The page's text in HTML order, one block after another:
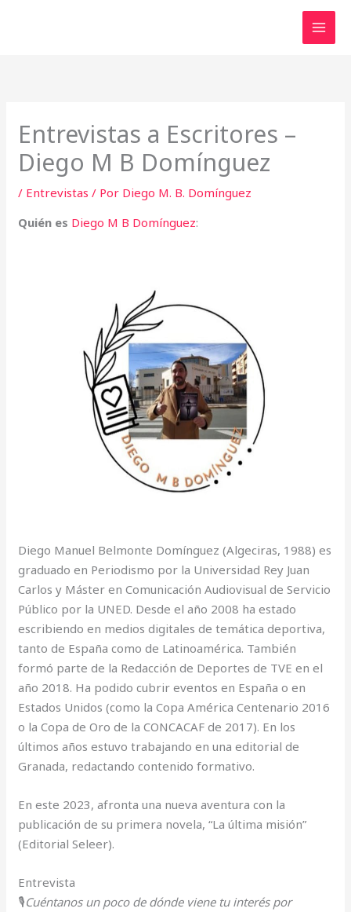
Entrevistas a Escritores –
Diego M B Domínguez
/ Entrevistas / Por Diego M. B. Domínguez
Quién es Diego M B Domínguez:
Diego Manuel Belmonte Domínguez (Algeciras, 1988) es
graduado en Periodismo por la Universidad Rey Juan
Carlos y Máster en Comunicación Audiovisual de Servicio
Público por la UNED. Desde el año 2008 ha estado
escribiendo en medios digitales de temática deportiva,
tanto de España como de Latinoamérica. También
formó parte de la Redacción de Deportes de TVE en el
año 2018. Ha podido cubrir eventos en España o en
Estados Unidos (como la Copa América Centenario 2016
o la Copa de Oro de la CONCACAF de 2017). En los
últimos años estuvo trabajando en una editorial de
Granada, redactando contenido formativo.
En este 2023, afronta una nueva aventura con la
publicación de su primera novela, “La última misión”
(Editorial Seleer).
Entrevista
🎙Cuéntanos un poco de dónde viene tu interés por